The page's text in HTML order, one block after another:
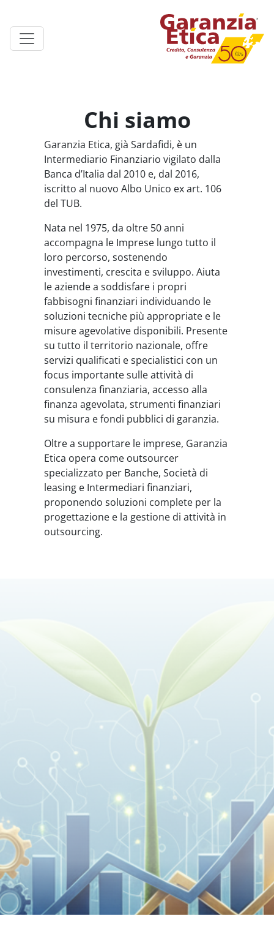
Chi siamo
Garanzia Etica, già Sardafidi, è un
Intermediario Finanziario vigilato dalla
Banca d’Italia dal 2010 e, dal 2016,
iscritto al nuovo Albo Unico ex art. 106
del TUB.
Nata nel 1975, da oltre 50 anni
accompagna le Imprese lungo tutto il
loro percorso, sostenendo
investimenti, crescita e sviluppo. Aiuta
le aziende a soddisfare i propri
fabbisogni finanziari individuando le
soluzioni tecniche più appropriate e le
misure agevolative disponibili. Presente
su tutto il territorio nazionale, offre
servizi qualificati e specialistici con un
focus importante sulle attività di
consulenza finanziaria, accesso alla
finanza agevolata, strumenti finanziari
su misura e fondi pubblici di garanzia.
Oltre a supportare le imprese, Garanzia
Etica opera come outsourcer
specializzato per Banche, Società di
leasing e Intermediari finanziari,
proponendo soluzioni complete per la
progettazione e la gestione di attività in
outsourcing.